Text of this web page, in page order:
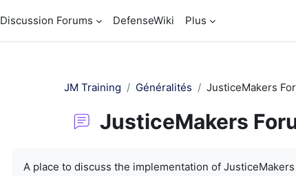
Discussion Forums DefenseWiki Plus
JM Training Généralités JusticeMakers
JusticeMakers
A place to discuss the implementation of